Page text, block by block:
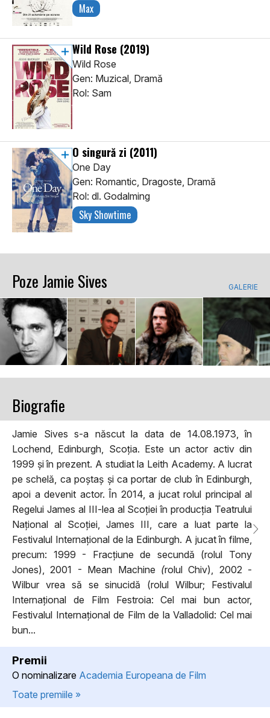
Max
Wild Rose (2019)
Wild Rose
Gen: Muzical, Dramă
Rol: Sam
O singură zi (2011)
One Day
Gen: Romantic, Dragoste, Dramă
Rol: dl. Godalming
Sky Showtime
Poze Jamie Sives GALERIE
Biografie
Jamie Sives s-a născut la data de 14.08.1973, în
Lochend, Edinburgh, Scoția. Este un actor activ din
1999 și în prezent. A studiat la Leith Academy. A lucrat
pe schelă, ca poștaș și ca portar de club în Edinburgh,
apoi a devenit actor. În 2014, a jucat rolul principal al
Regelui James al III-lea al Scoției în producția Teatrului
Național al Scoției, James III, care a luat parte la
Festivalul Internațional de la Edinburgh. A jucat în filme,
precum: 1999 - Fracțiune de secundă (rolul Tony
Jones), 2001 - Mean Machine (rolul Chiv), 2002 -
Wilbur vrea să se sinucidă
(rolul Wilbur; Festivalul
Internațional de Film Festroia: Cel mai bun actor,
Festivalul Internațional de Film de la Valladolid: Cel mai
bun...
Premii
O nominalizare Academia Europeana de Film
Toate premiile »